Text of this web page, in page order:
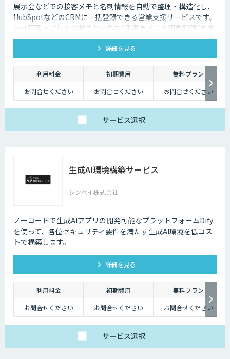
展示会などでの接客メモと名刺情報を自動で整理・構造化し、
HubSpotなどのCRMに一括登録できる営業支援サービスです。
名刺管理アプリと分断されがちな“手書きメモや印象記録”を生
成AIで読み取ります。
詳細を見る
利用料金 初期費用
無料プラン
お問合せください
お問合せください お問合せください
サービス選択
生成AI環境構築サービス
ジンベイ株式会社
ノーコードで生成AIアプリの開発可能なプラットフォームDify
を使って、各位セキュリティ要件を満たす生成AI環境を低コス
トで構築します。
詳細を見る
利用料金 初期費用
無料プラン
お問合せください
お問合せください お問合せください
サービス選択